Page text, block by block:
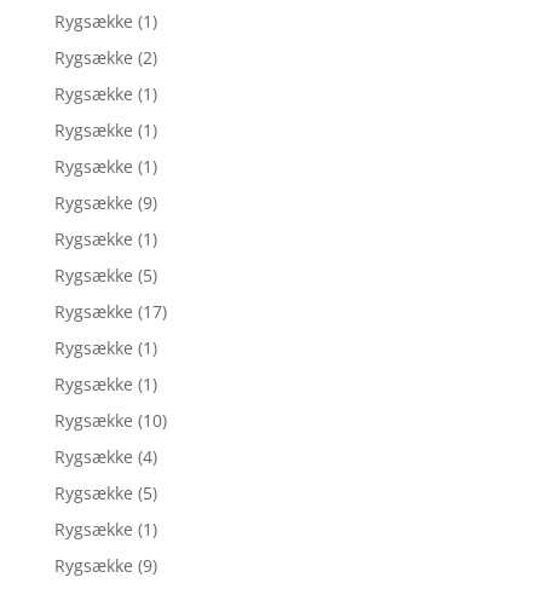
Rygsække (1)
Rygsække (2)
Rygsække (1)
Rygsække (1)
Rygsække (1)
Rygsække (9)
Rygsække (1)
Rygsække (5)
Rygsække (17)
Rygsække (1)
Rygsække (1)
Rygsække (10)
Rygsække (4)
Rygsække (5)
Rygsække (1)
Rygsække (9)